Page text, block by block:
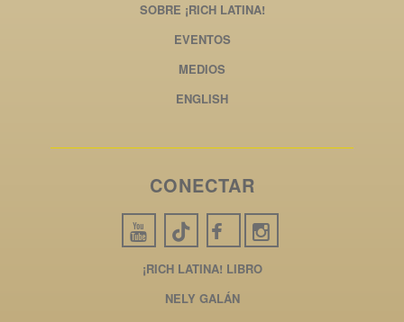
SOBRE ¡RICH LATINA!
EVENTOS
MEDIOS
ENGLISH
CONECTAR
¡RICH LATINA! LIBRO
NELY GALÁN